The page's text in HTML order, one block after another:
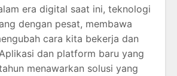
era digital saat ini, teknologi
dengan pesat, membawa
cara kita bekerja dan
dan platform baru yang
menawarkan solusi yang